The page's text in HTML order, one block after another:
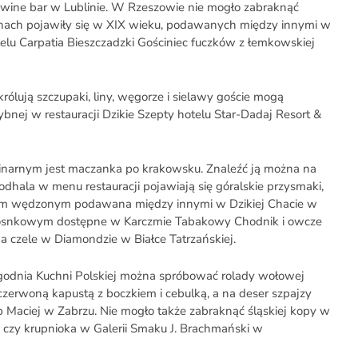
bar w Lublinie. W Rzeszowie nie mogło zabraknąć
pojawiły się w XIX wieku, podawanych między innymi w
Carpatia Bieszczadzki Gościniec fuczków z łemkowskiej
szczupaki, liny, węgorze i sielawy goście mogą
w restauracji Dzikie Szepty hotelu Star-Dadaj Resort &
jest maczanka po krakowsku. Znaleźć ją można na
w menu restauracji pojawiają się góralskie przysmaki,
wędzonym podawana między innymi w Dzikiej Chacie w
dostępne w Karczmie Tabakowy Chodnik i owcze
czele w Diamondzie w Białce Tatrzańskiej.
Kuchni Polskiej można spróbować rolady wołowej
kapustą z boczkiem i cebulką, a na deser szpajzy
w Zabrzu. Nie mogło także zabraknąć śląskiej kopy w
krupnioka w Galerii Smaku J. Brachmański w